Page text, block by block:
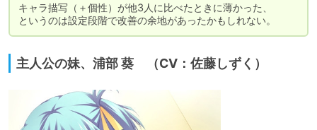
キャラ描写（＋個性）が他3人に比べたときに薄かった、
というのは設定段階で改善の余地があったかもしれない。
主人公の妹、浦部 葵 （CV：佐藤しずく）